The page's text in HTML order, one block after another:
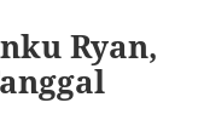
Ryan,